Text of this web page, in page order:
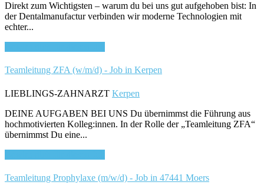
Direkt zum Wichtigsten – warum du bei uns gut aufgehoben bist: In
der Dentalmanufactur verbinden wir moderne Technologien mit
echter...
Teamleitung ZFA (w/m/d) - Job in Kerpen
LIEBLINGS-ZAHNARZT Kerpen
DEINE AUFGABEN BEI UNS Du übernimmst die Führung aus
hochmotivierten Kolleg:innen. In der Rolle der „Teamleitung ZFA“
übernimmst Du eine...
Teamleitung Prophylaxe (m/w/d) - Job in 47441 Moers